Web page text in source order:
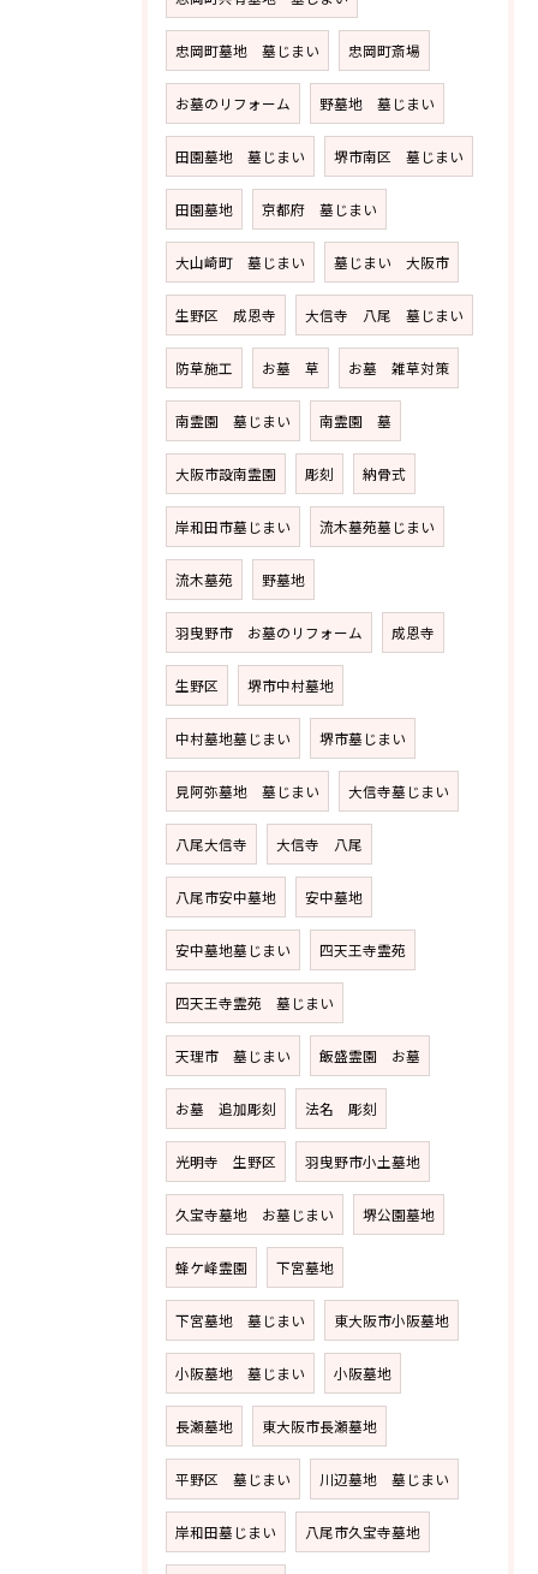
忠岡町墓地 墓じまい 忠岡町斎場
お墓のリフォーム 野墓地 墓じまい
田園墓地 墓じまい 堺市南区 墓じまい
田園墓地 京都府 墓じまい
大山崎町 墓じまい 墓じまい 大阪市
生野区 成恩寺 大信寺 八尾 墓じまい
防草施工 お墓 草 お墓 雑草対策
南霊園 墓じまい 南霊園 墓
大阪市設南霊園 彫刻 納骨式
岸和田市墓じまい 流木墓苑墓じまい
流木墓苑 野墓地
羽曳野市 お墓のリフォーム 成恩寺
生野区 堺市中村墓地
中村墓地墓じまい 堺市墓じまい
見阿弥墓地 墓じまい 大信寺墓じまい
八尾大信寺 大信寺 八尾
八尾市安中墓地 安中墓地
安中墓地墓じまい 四天王寺霊苑
四天王寺霊苑 墓じまい
天理市 墓じまい 飯盛霊園 お墓
お墓 追加彫刻 法名 彫刻
光明寺 生野区 羽曳野市小土墓地
久宝寺墓地 お墓じまい 堺公園墓地
蜂ケ峰霊園 下宮墓地
下宮墓地 墓じまい 東大阪市小阪墓地
小阪墓地 墓じまい 小阪墓地
長瀬墓地 東大阪市長瀬墓地
平野区 墓じまい 川辺墓地 墓じまい
岸和田墓じまい 八尾市久宝寺墓地